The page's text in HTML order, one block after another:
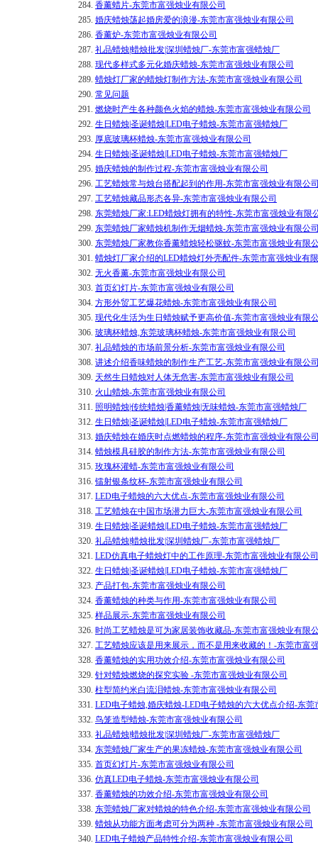
284. 香薰蜡片-东莞市富强烛业有限公司
285. 婚庆蜡烛荡起婚房爱的浪漫-东莞市富强烛业有限公司
286. 香薰炉-东莞市富强烛业有限公司
287. 礼品蜡烛|蜡烛批发|深圳蜡烛厂-东莞市富强蜡烛厂
288. 现代多样式多元化婚庆蜡烛-东莞市富强烛业有限公司
289. 蜡烛灯厂家的蜡烛灯制作方法-东莞市富强烛业有限公司
290. 常见问题
291. 燃烧时产生各种颜色火焰的蜡烛-东莞市富强烛业有限公司
292. 生日蜡烛|圣诞蜡烛|LED电子蜡烛-东莞市富强蜡烛厂
293. 厚底玻璃杯蜡烛-东莞市富强烛业有限公司
294. 生日蜡烛|圣诞蜡烛|LED电子蜡烛-东莞市富强蜡烛厂
295. 婚庆蜡烛的制作过程-东莞市富强烛业有限公司
296. 工艺蜡烛常与烛台搭配起到的作用-东莞市富强烛业有限公
297. 工艺蜡烛藏品形态各异-东莞市富强烛业有限公司
298. 东莞蜡烛厂家:LED蜡烛灯拥有的特性-东莞市富强烛业有限
299. 东莞蜡烛厂家蜡烛机制作无烟蜡烛-东莞市富强烛业有限公
300. 东莞蜡烛厂家教你香薰蜡烛轻松驱蚊-东莞市富强烛业有限
301. 蜡烛灯厂家介绍的LED蜡烛灯外壳配件-东莞市富强烛业有
302. 无火香薰-东莞市富强烛业有限公司
303. 首页幻灯片-东莞市富强烛业有限公司
304. 方形外贸工艺爆花蜡烛-东莞市富强烛业有限公司
305. 现代化生活为生日蜡烛赋予更高价值-东莞市富强烛业有限
306. 玻璃杯蜡烛,东莞玻璃杯蜡烛-东莞市富强烛业有限公司
307. 礼品蜡烛的市场前景分析-东莞市富强烛业有限公司
308. 讲述介绍香味蜡烛的制作生产工艺-东莞市富强烛业有限公
309. 天然生日蜡烛对人体无危害-东莞市富强烛业有限公司
310. 火山蜡烛-东莞市富强烛业有限公司
311. 照明蜡烛|传统蜡烛|香薰蜡烛|无味蜡烛-东莞市富强蜡烛厂
312. 生日蜡烛|圣诞蜡烛|LED电子蜡烛-东莞市富强蜡烛厂
313. 婚庆蜡烛在婚庆时点燃蜡烛的程序-东莞市富强烛业有限公
314. 蜡烛模具硅胶的制作方法-东莞市富强烛业有限公司
315. 玫瑰杯灌蜡-东莞市富强烛业有限公司
316. 镭射银条纹杯-东莞市富强烛业有限公司
317. LED电子蜡烛的六大优点-东莞市富强烛业有限公司
318. 工艺蜡烛在中国市场潜力巨大-东莞市富强烛业有限公司
319. 生日蜡烛|圣诞蜡烛|LED电子蜡烛-东莞市富强蜡烛厂
320. 礼品蜡烛|蜡烛批发|深圳蜡烛厂-东莞市富强蜡烛厂
321. LED仿真电子蜡烛灯中的工作原理-东莞市富强烛业有限公司
322. 生日蜡烛|圣诞蜡烛|LED电子蜡烛-东莞市富强蜡烛厂
323. 产品打包-东莞市富强烛业有限公司
324. 香薰蜡烛的种类与作用-东莞市富强烛业有限公司
325. 样品展示-东莞市富强烛业有限公司
326. 时尚工艺蜡烛是可为家居装饰收藏品-东莞市富强烛业有限
327. 工艺蜡烛应该是用来展示，而不是用来收藏的！-东莞市富
328. 香薰蜡烛的实用功效介绍-东莞市富强烛业有限公司
329. 针对蜡烛燃烧的探究实验 -东莞市富强烛业有限公司
330. 柱型简约米白流泪蜡烛-东莞市富强烛业有限公司
331. LED电子蜡烛,婚庆蜡烛-LED电子蜡烛的六大优点介绍-东莞
332. 鸟笼造型蜡烛-东莞市富强烛业有限公司
333. 礼品蜡烛|蜡烛批发|深圳蜡烛厂-东莞市富强蜡烛厂
334. 东莞蜡烛厂家生产的果冻蜡烛-东莞市富强烛业有限公司
335. 首页幻灯片-东莞市富强烛业有限公司
336. 仿真LED电子蜡烛-东莞市富强烛业有限公司
337. 香薰蜡烛的功效介绍-东莞市富强烛业有限公司
338. 东莞蜡烛厂家对蜡烛的特色介绍-东莞市富强烛业有限公司
339. 蜡烛从功能方面考虑可分为两种 -东莞市富强烛业有限公司
340. LED电子蜡烛产品特性介绍-东莞市富强烛业有限公司